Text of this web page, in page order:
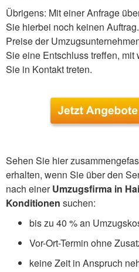
Übrigens: Mit einer Anfrage
Sie hierbei noch keinen
Preise der
Sie eine Entschluss treffen,
Sie in Kontakt treten.
Sehen Sie hier
erhalten, wenn Sie über den
nach einerUmzugsfirma in
Konditionen suchen:
bis zu 40 % an
Vor-Ort-Termin ohne
keine Zeit in Anspruch